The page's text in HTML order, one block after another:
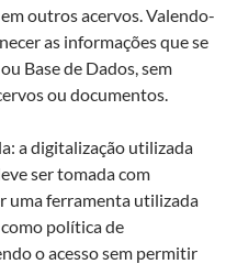
outros acervos. Valendo-
as informações que se
Base de Dados, sem
ou documentos.
a digitalização utilizada
ser tomada com
uma ferramenta utilizada
política de
o acesso sem permitir